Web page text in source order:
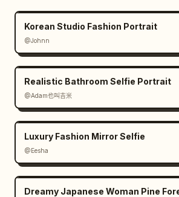
Korean Studio Fashion Portrait
@Johnn
Realistic Bathroom Selfie Portrait
@Adam也叫吉米
Luxury Fashion Mirror Selfie
@Eesha
Dreamy Japanese Woman Pine